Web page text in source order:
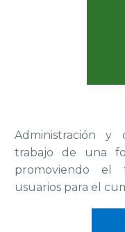
Administración y
trabajo de una
promoviendo el
usuarios para el